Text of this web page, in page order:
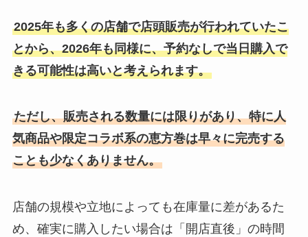
2025年も多くの店舗で店頭販売が行われていたこ
とから、2026年も同様に、予約なしで当日購入で
きる可能性は高いと考えられます。
ただし、販売される数量には限りがあり、特に人
気商品や限定コラボ系の恵方巻は早々に完売する
ことも少なくありません。
店舗の規模や立地によっても在庫量に差があるた
め、確実に購入したい場合は「開店直後」の時間